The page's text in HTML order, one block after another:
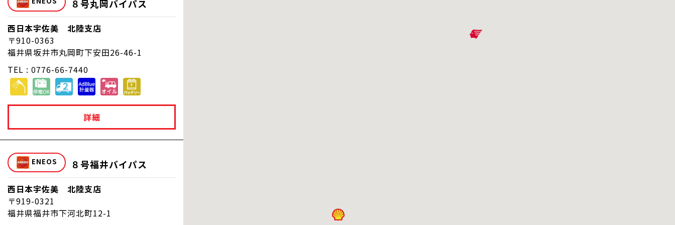
８号丸岡バイパス
西日本宇佐美 北陸支店
910-0363
福井県坂井市丸岡町下安田26-46-1
TEL : 0776-66-7440
詳細
８号福井バイパス
西日本宇佐美 北陸支店
919-0321
福井県福井市下河北町12-1